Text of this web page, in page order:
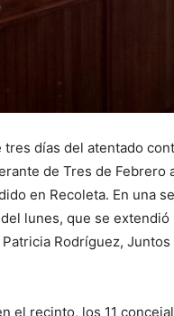
días del atentado
de Tres de Febrero
en Recoleta. En una
lunes, que se extendió
Rodríguez,
el recinto, los 11